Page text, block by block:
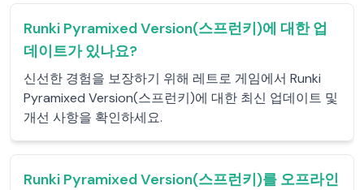
Runki Pyramixed Version(스프런키)에 대한 업
데이트가 있나요?
신선한 경험을 보장하기 위해 레트로 게임에서 Runki
Pyramixed Version(스프런키)에 대한 최신 업데이트 및
개선 사항을 확인하세요.
Runki Pyramixed Version(스프런키)를 오프라인